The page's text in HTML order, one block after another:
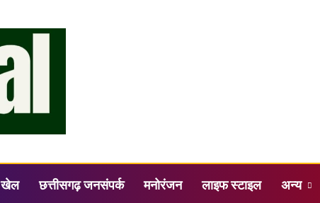
खेल छत्तीसगढ़ जनसंपर्क मनोरंजन लाइफ स्टाइल अन्य